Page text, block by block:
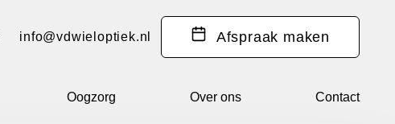
info@vdwieloptiek.nl Afspraak maken
Oogzorg Over ons Contact